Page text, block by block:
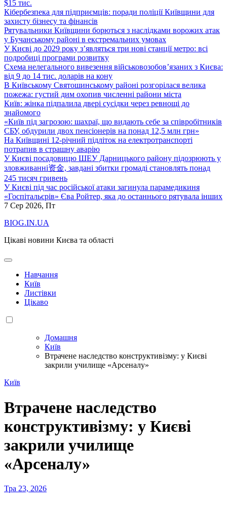
$15 тис.
Кібербезпека для підприємців: поради поліції Київщини для
захисту бізнесу та фінансів
Рятувальники Київщини борються з наслідками ворожих атак
у Бучанському районі в екстремальних умовах
У Києві до 2029 року з’являться три нові станції метро: всі
подробиці програми розвитку
Схема нелегального вивезення військовозобов’язаних з Києва:
від 9 до 14 тис. доларів на кону
В Київському Святошинському районі розгорілася велика
пожежа: густий дим охопив численні райони міста
Київ: жінка підпалила двері сусідки через ревнощі до
знайомого
«Київ під загрозою: шахраї, що видають себе за співробітників
СБУ, обдурили двох пенсіонерів на понад 12,5 млн грн»
На Київщині 12-річний підліток на електротранспорті
потрапив в страшну аварію
У Києві посадовицю ШЕУ Дарницького району підозрюють у
зловживанні资金, завдані збитки громаді становлять понад
245 тисяч гривень
У Києві під час російської атаки загинула парамедикиня
«Госпітальєрів» Єва Ройтер, яка до останнього рятувала інших
7 Сер 2026, Пт
BIOG.IN.UA
Цікаві новини Києва та області
Навчання
Київ
Листівки
Цікаво
Домашня
Київ
Втрачене наследство конструктивізму: у Києві
закрили училище «Арсеналу»
Київ
Втрачене наследство
конструктивізму: у Києві
закрили училище
«Арсеналу»
Тра 23, 2026